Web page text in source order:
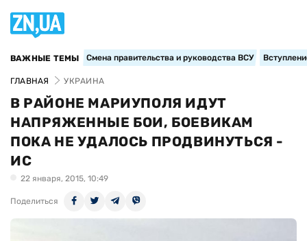
ВАЖНЫЕ ТЕМЫ Смена правительства и руководства ВСУ
ГЛАВНАЯ УКРАИНА
В РАЙОНЕ МАРИУПОЛЯ ИДУТ
НАПРЯЖЕННЫЕ БОИ, БОЕВИКАМ
ПОКА НЕ УДАЛОСЬ ПРОДВИНУТЬСЯ -
ИС
22 января, 2015, 10:49
Поделиться